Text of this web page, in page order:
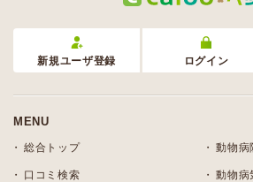
新規ユーザ登録 ログイン
MENU
総合トップ 動物病
口コミ検索 動物病